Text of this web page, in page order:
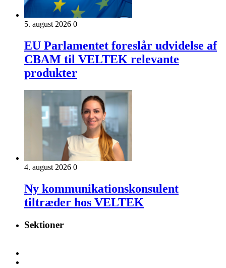
5. august 2026 0
EU Parlamentet foreslår udvidelse af
CBAM til VELTEK relevante
produkter
4. august 2026 0
Ny kommunikationskonsulent
tiltræder hos VELTEK
Sektioner